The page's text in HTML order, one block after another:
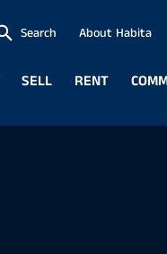
SELL RENT
Search About Habita